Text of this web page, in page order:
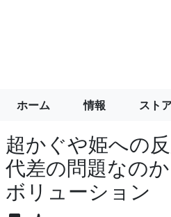
ホーム 情報 スト
超かぐや姫への
代差の問題なの
ボリューション